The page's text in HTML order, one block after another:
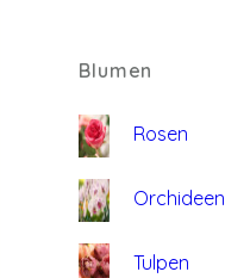
Blumen
Rosen
Orchideen
Tulpen